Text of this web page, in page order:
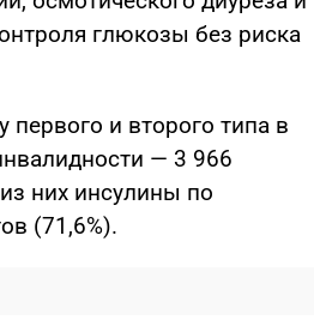
глюкозы без риска
первого и второго типа в
— 3 966
них инсулины по
(71,6%).